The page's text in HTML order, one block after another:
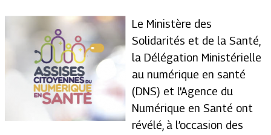
Le Ministère des
Solidarités et de la Santé,
la Délégation Ministérielle
au numérique en santé
(DNS) et l'Agence du
Numérique en Santé ont
révélé, à l’occasion des